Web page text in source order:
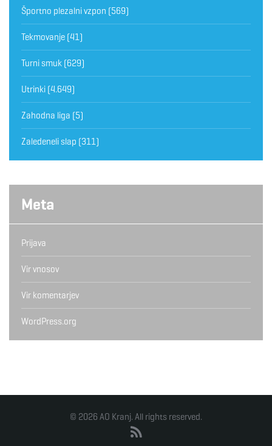
Športno plezalni vzpon (569)
Tekmovanje (41)
Turni smuk (629)
Utrinki (4.649)
Zahodna liga (5)
Zaledeneli slap (311)
Meta
Prijava
Vir vnosov
Vir komentarjev
WordPress.org
© 2026 AO Kranj. All rights reserved.